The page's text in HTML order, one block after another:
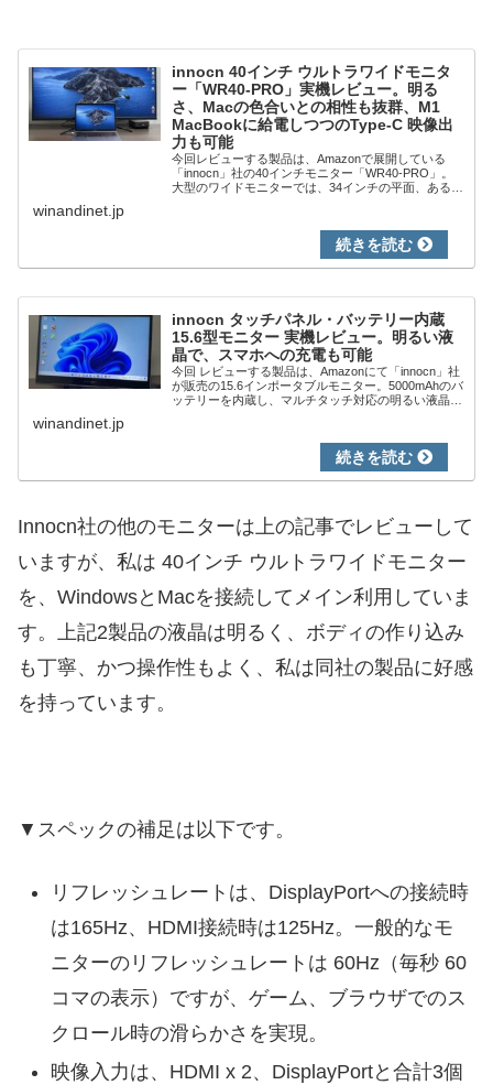
innocn 40インチ ウルトラワイドモニタ
ー「WR40-PRO」実機レビュー。明る
さ、Macの色合いとの相性も抜群、M1
MacBookに給電しつつのType-C 映像出
力も可能
今回レビューする製品は、Amazonで展開している
「innocn」社の40インチモニター「WR40-PRO」。
大型のワイドモニターでは、34インチの平面、あるい
winandinet.jp
innocn タッチパネル・バッテリー内蔵
15.6型モニター 実機レビュー。明るい液
晶で、スマホへの充電も可能
今回 レビューする製品は、Amazonにて「innocn」社
が販売の15.6インポータブルモニター。5000mAhのバ
ッテリーを内蔵し、マルチタッチ対応の明るい液晶を
winandinet.jp
Innocn社の他のモニターは上の記事でレビューして
いますが、私は 40インチ ウルトラワイドモニター
を、WindowsとMacを接続してメイン利用していま
す。上記2製品の液晶は明るく、ボディの作り込み
も丁寧、かつ操作性もよく、私は同社の製品に好感
を持っています。
▼スペックの補足は以下です。
リフレッシュレートは、DisplayPortへの接続時
は165Hz、HDMI接続時は125Hz。一般的なモ
ニターのリフレッシュレートは 60Hz（毎秒 60
コマの表示）ですが、ゲーム、ブラウザでのス
クロール時の滑らかさを実現。
映像入力は、HDMI x 2、DisplayPortと合計3個